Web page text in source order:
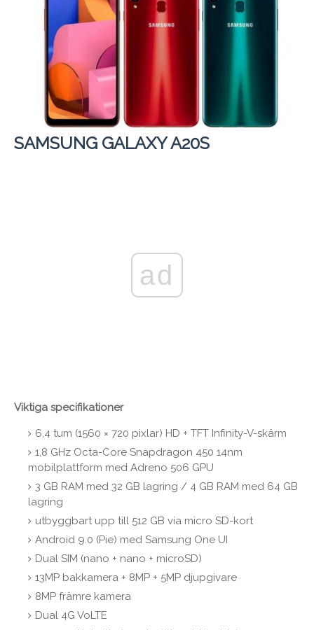
SAMSUNG GALAXY A20S
ad
Viktiga specifikationer
6,4 tum (1560 × 720 pixlar) HD + TFT Infinity-V-skärm
1,8 GHz Octa-Core Snapdragon 450 14nm
mobilplattform med Adreno 506 GPU
3 GB RAM med 32 GB lagring / 4 GB RAM med 64 GB
lagring
utbyggbart upp till 512 GB via micro SD-kort
Android 9.0 (Pie) med Samsung One UI
Dual SIM (nano + nano + microSD)
13MP bakkamera + 8MP + 5MP djupgivare
8MP främre kamera
Dual 4G VoLTE